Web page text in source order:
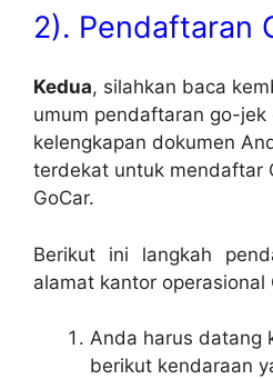
2). Pendaftaran
Kedua, silahkan baca
umum pendaftaran go-jek
kelengkapan dokumen
terdekat untuk mendaftar
GoCar.
Berikut ini langkah
alamat kantor operasional
Anda harus datang
berikut kendaraan